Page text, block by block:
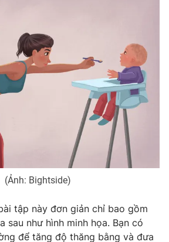
(Ảnh: Bightside)
tập này đơn giản chỉ bao gồm
sau như hình minh họa. Bạn có
để tăng độ thăng bằng và đưa